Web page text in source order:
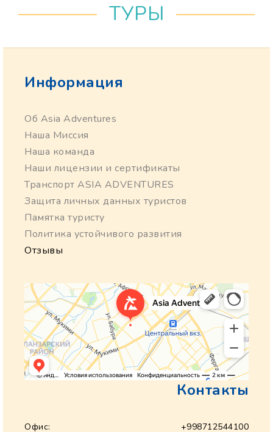
ТУРЫ
Информация
Об Asia Adventures
Наша Миссия
Наша команда
Наши лицензии и сертификаты
Транспорт ASIA ADVENTURES
Защита личных данных туристов
Памятка туристу
Политика устойчивого развития
Отзывы
Контакты
Офис: +998712544100